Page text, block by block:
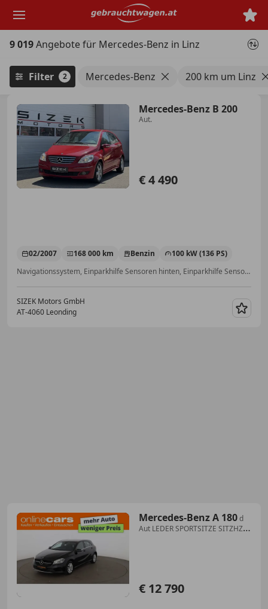
Hauptinhalt
9 019Angebote für Mercedes-Benz in Linz
Filter 2 Mercedes-Benz 200 km um Linz
Mercedes-Benz B 200
Aut.
€ 4 490
02/2007 168 000 km Benzin
100 kW (136 PS)
Navigationssystem, Einparkhilfe Sensoren hinten, Einparkhilfe Sensoren vorne, Isofix, 2-Zonen-Klimaautomatik, Alufelgen, Anhängerkupplung, Elektrische Fensterheber
SIZEK Motors GmbH
AT-4060 Leonding
Mercedes-Benz A 180d
Aut LEDER SPORTSITZE SITZHZG
€ 12 790